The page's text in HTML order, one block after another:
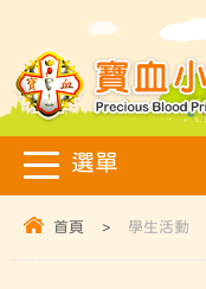
首頁 > 學生活動